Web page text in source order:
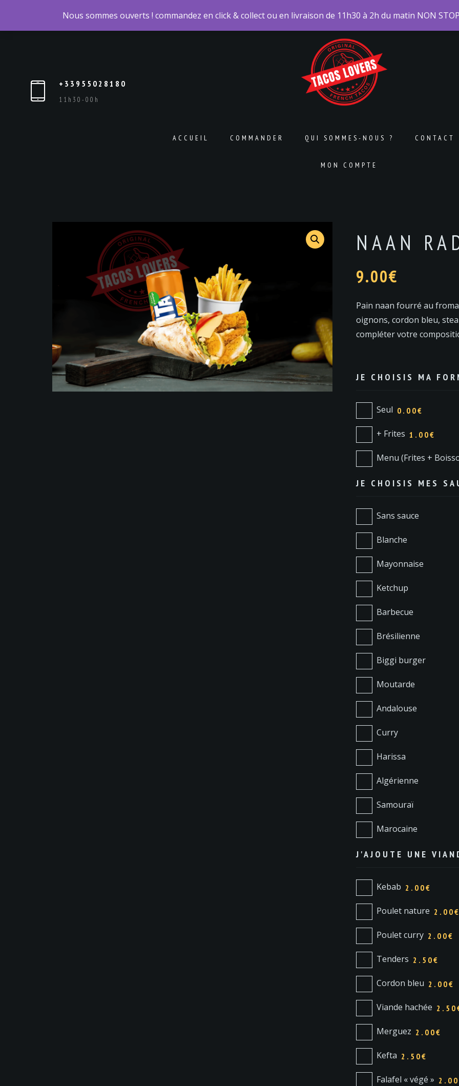
+33955028180
11h30-00h
ACCUEIL COMMANDER QUI SOMMES-NOUS ? CONTACT
MON COMPTE
NAAN
9.00€
Pain naan fourré au
oignons, cordon bleu,
compléter votre
JE CHOISIS MA
Seul 0.00€
+ Frites 1.00€
Menu (Frites +
JE CHOISIS MES
Sans sauce
Blanche
Mayonnaise
Ketchup
Barbecue
Brésilienne
Biggi burger
Moutarde
Andalouse
Curry
Harissa
Algérienne
Samouraï
Marocaine
J'AJOUTE UNE
Kebab 2.00€
Poulet nature 2.00€
Poulet curry 2.00€
Tenders 2.50€
Cordon bleu 2.00€
Viande hachée
Merguez 2.00€
Kefta 2.50€
Falafel « végé »
Nous sommes ouverts ! commandez en click & collect ou en livraison de 11h30 à 2h du matin NON